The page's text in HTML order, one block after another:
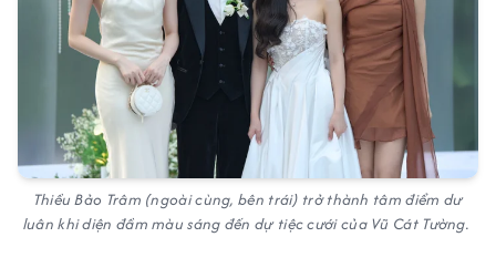
Thiều Bảo Trâm (ngoài cùng, bên trái) trở thành tâm điểm dư
luân khi diện đầm màu sáng đến dự tiệc cưới của Vũ Cát Tường.